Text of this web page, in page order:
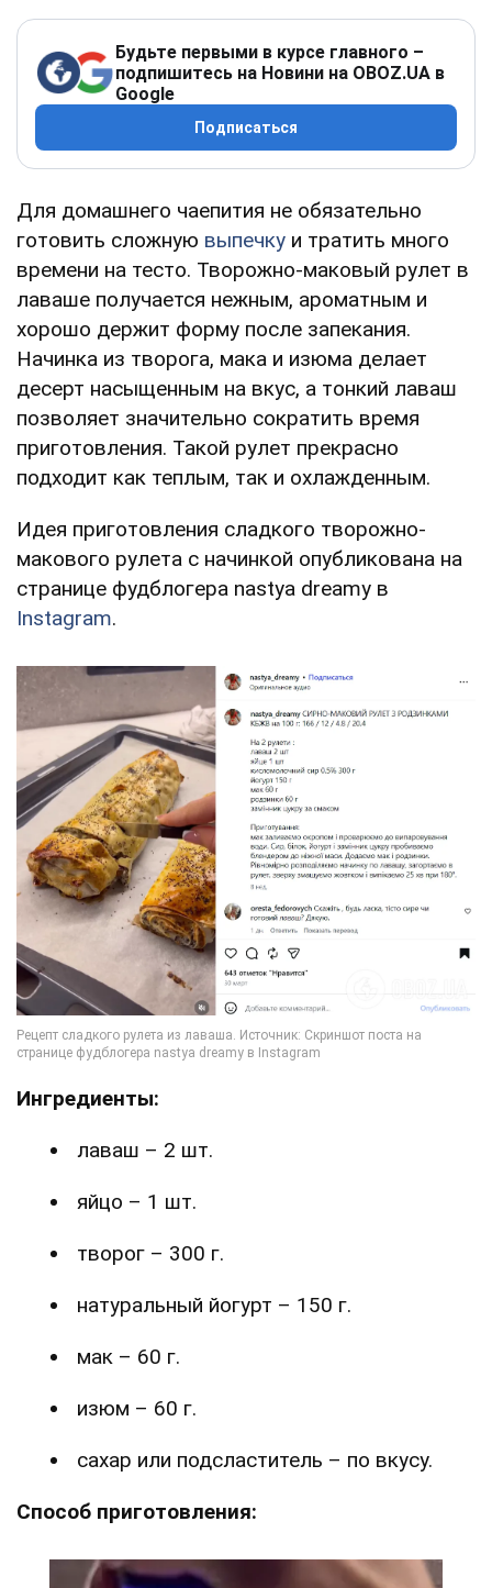
Будьте первыми в курсе главного –
подпишитесь на Новини на OBOZ.UA в
Google
Подписаться
Для домашнего чаепития не обязательно
готовить сложную выпечку и тратить много
времени на тесто. Творожно-маковый рулет в
лаваше получается нежным, ароматным и
хорошо держит форму после запекания.
Начинка из творога, мака и изюма делает
десерт насыщенным на вкус, а тонкий лаваш
позволяет значительно сократить время
приготовления. Такой рулет прекрасно
подходит как теплым, так и охлажденным.
Идея приготовления сладкого творожно-
макового рулета с начинкой опубликована на
странице фудблогера nastya dreamy в
Instagram.
Ингредиенты:
лаваш – 2 шт.
яйцо – 1 шт.
творог – 300 г.
натуральный йогурт – 150 г.
мак – 60 г.
изюм – 60 г.
сахар или подсластитель – по вкусу.
Способ приготовления: